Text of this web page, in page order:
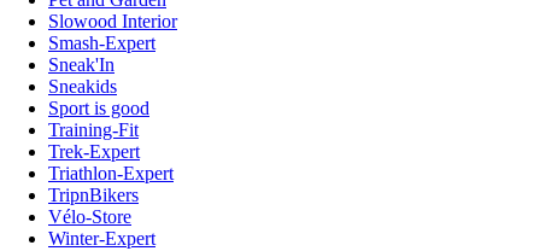
Slowood Interior
Smash-Expert
Sneak'In
Sneakids
Sport is good
Training-Fit
Trek-Expert
Triathlon-Expert
TripnBikers
Vélo-Store
Winter-Expert